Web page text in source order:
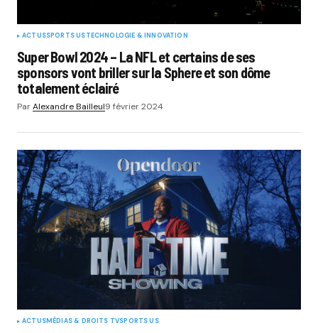
ACTUSSPORTS USTECHNOLOGIE & INNOVATION
Super Bowl 2024 – La NFL et certains de ses
sponsors vont briller sur la Sphere et son dôme
totalement éclairé
ParAlexandre Bailleul9 février 2024
ACTUSMÉDIAS & DROITS TVSPORTS US